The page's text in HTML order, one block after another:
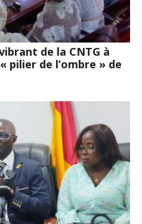
de la CNTG à
pilier de l’ombre » de